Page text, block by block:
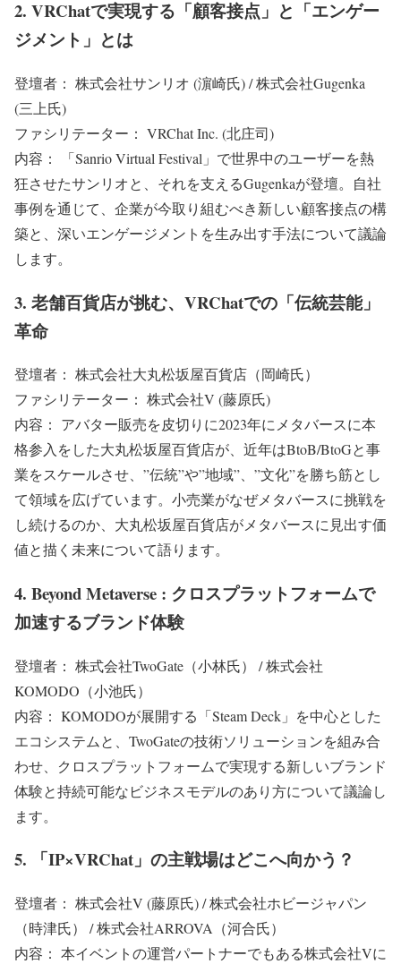
2. VRChatで実現する「顧客接点」と「エンゲー
ジメント」とは
登壇者： 株式会社サンリオ (濵崎氏) / 株式会社Gugenka
(三上氏)
ファシリテーター： VRChat Inc. (北庄司)
内容： 「Sanrio Virtual Festival」で世界中のユーザーを熱
狂させたサンリオと、それを支えるGugenkaが登壇。自社
事例を通じて、企業が今取り組むべき新しい顧客接点の構
築と、深いエンゲージメントを生み出す手法について議論
します。
3. 老舗百貨店が挑む、VRChatでの「伝統芸能」
革命
登壇者： 株式会社大丸松坂屋百貨店（岡崎氏）
ファシリテーター： 株式会社V (藤原氏)
内容： アバター販売を皮切りに2023年にメタバースに本
格参入をした大丸松坂屋百貨店が、近年はBtoB/BtoGと事
業をスケールさせ、”伝統”や”地域”、”文化”を勝ち筋とし
て領域を広げています。小売業がなぜメタバースに挑戦を
し続けるのか、大丸松坂屋百貨店がメタバースに見出す価
値と描く未来について語ります。
4. Beyond Metaverse : クロスプラットフォームで
加速するブランド体験
登壇者： 株式会社TwoGate（小林氏） / 株式会社
KOMODO（小池氏）
内容： KOMODOが展開する「Steam Deck」を中心とした
エコシステムと、TwoGateの技術ソリューションを組み合
わせ、クロスプラットフォームで実現する新しいブランド
体験と持続可能なビジネスモデルのあり方について議論し
ます。
5. 「IP×VRChat」の主戦場はどこへ向かう？
登壇者： 株式会社V (藤原氏) / 株式会社ホビージャパン
（時津氏） / 株式会社ARROVA（河合氏）
内容： 本イベントの運営パートナーでもある株式会社Vに